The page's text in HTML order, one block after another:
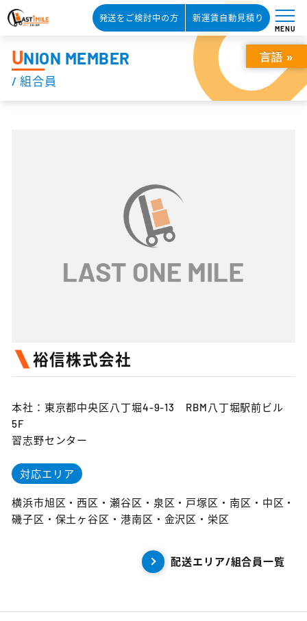
発送をご検討中の方 新運賃自動見積り
MENU
UNION MEMBER
/ 組合員
裕信株式会社
本社：東京都中央区八丁堀4-9-13 RBM八丁堀駅前ビル
5F
習志野センター
対応エリア
横浜市旭区・西区・瀬谷区・泉区・戸塚区・南区・中区・
磯子区・保土ヶ谷区・港南区・金沢区・栄区
配送エリア/組合員一覧
言語 »